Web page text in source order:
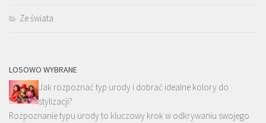
Ze świata
LOSOWO WYBRANE
Jak rozpoznać typ urody i dobrać idealne kolory do
stylizacji?
Rozpoznanie typu urody to kluczowy krok w odkrywaniu swojego